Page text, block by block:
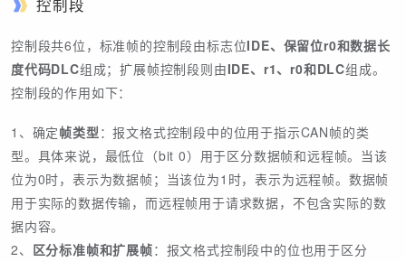
控制段
控制段共6位，标准帧的控制段由标志位IDE、保留位r0和数据长
度代码DLC组成；扩展帧控制段则由IDE、r1、r0和DLC组成。
控制段的作用如下：
1、确定帧类型 ：报文格式控制段中的位用于指示CAN帧的类
型。具体来说，最低位（bit 0）用于区分数据帧和远程帧。当该
位为0时，表示为数据帧；当该位为1时，表示为远程帧。数据帧
用于实际的数据传输，而远程帧用于请求数据，不包含实际的数
据内容。
2、 区分标准帧和扩展帧：报文格式控制段中的位也用于区分